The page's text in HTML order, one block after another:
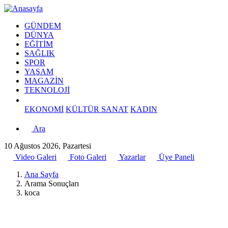
GÜNDEM
DÜNYA
EĞİTİM
SAĞLIK
SPOR
YAŞAM
MAGAZİN
TEKNOLOJİ
EKONOMİ KÜLTÜR SANAT KADIN
Ara
10 Ağustos 2026, Pazartesi
Video Galeri
Foto Galeri Yazarlar
Üye Paneli
Ana Sayfa
Arama Sonuçları
koca